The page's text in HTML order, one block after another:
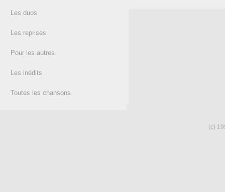
Les duos
Les reprises
Pour les autres
Les inédits
Toutes les chansons
(c)